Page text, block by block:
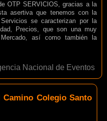
OTP SERVICIOS, gracias a la
asertiva que tenemos con la
se caracterizan por la
Precios, que son una muy
así como también la
Nacional de Eventos
Colegio Santo